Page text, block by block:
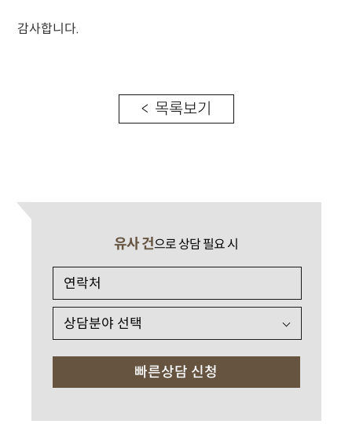
감사합니다.
< 목록보기
유사 건으로 상담 필요 시